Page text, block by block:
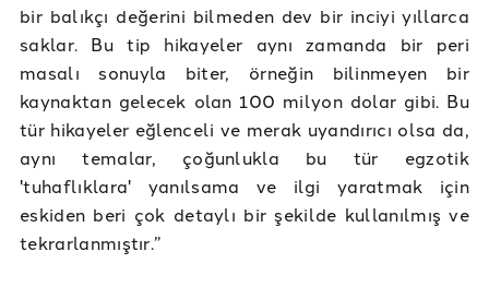
bir balıkçı değerini bilmeden dev bir inciyi yıllarca
saklar. Bu tip hikayeler aynı zamanda bir peri
masalı sonuyla biter, örneğin bilinmeyen bir
kaynaktan gelecek olan 100 milyon dolar gibi. Bu
tür hikayeler eğlenceli ve merak uyandırıcı olsa da,
aynı temalar, çoğunlukla bu tür egzotik
'tuhaflıklara' yanılsama ve ilgi yaratmak için
eskiden beri çok detaylı bir şekilde kullanılmış ve
tekrarlanmıştır.”